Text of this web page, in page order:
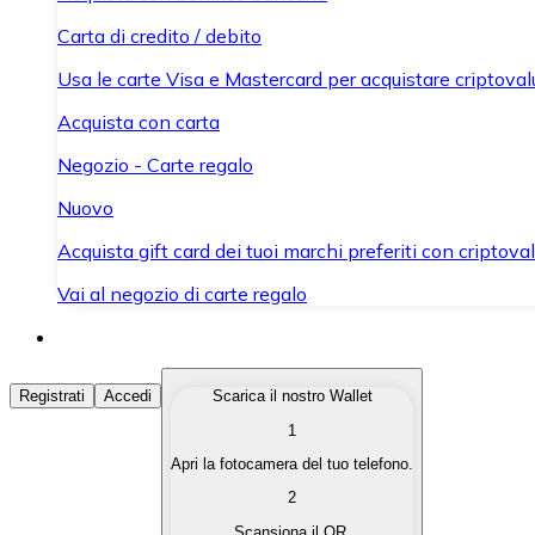
Carta di credito / debito
Usa le carte Visa e Mastercard per acquistare
Acquista con carta
Negozio - Carte regalo
Nuovo
Acquista gift card dei tuoi marchi preferiti con
Vai al negozio di carte regalo
Acquista Criptovalute
Acquista le criptovalute che ti interessano in modo
Converti le tue criptovalute in valuta fiat quando ne hai
Registrati Accedi
Scarica il nostro Wallet
1
Apri la fotocamera del tuo telefono.
2